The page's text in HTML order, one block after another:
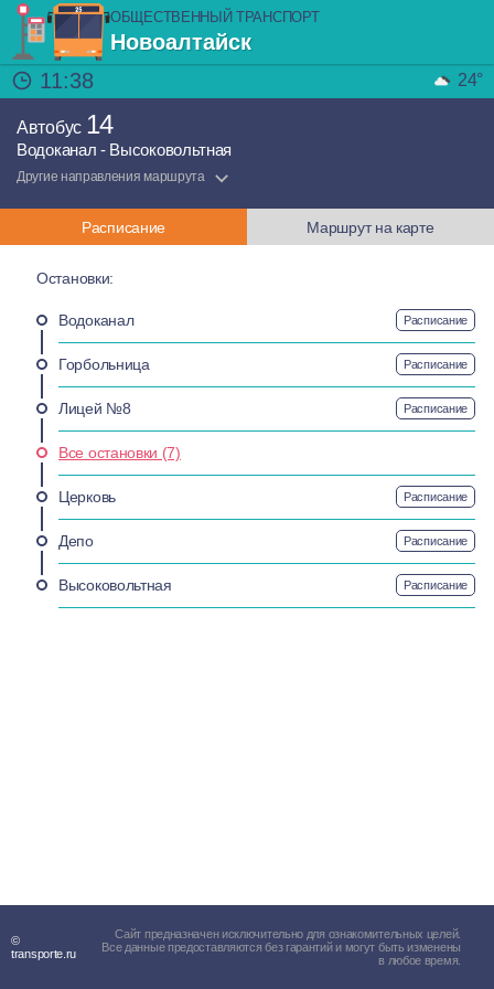
ОБЩЕСТВЕННЫЙ ТРАНСПОРТ
Новоалтайск
11:38
24°
Автобус 14
Водоканал - Высоковольтная
Другие направления маршрута
Расписание Маршрут на карте
Остановки:
Водоканал Расписание
Горбольница Расписание
Лицей №8 Расписание
Все остановки (7)
Церковь Расписание
Депо Расписание
Высоковольтная Расписание
©
transporte.ru
Сайт предназначен исключительно для ознакомительных целей.
Все данные предоставляются без гарантий и могут быть изменены
в любое время.